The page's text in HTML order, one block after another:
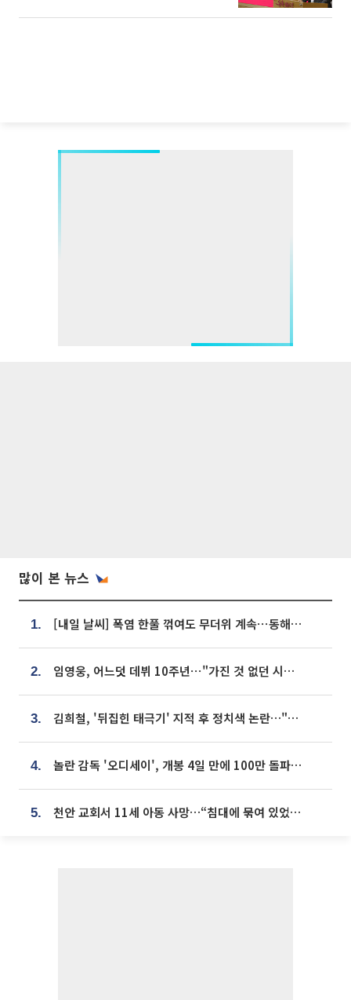
많이 본 뉴스
1. [내일 날씨] 폭염 한풀 꺾여도 무더위 계속⋯동해안 이틀 연속 비
2. 임영웅, 어느덧 데뷔 10주년⋯"가진 것 없던 시절, 내 앞엔 20명의 팬뿐"
3. 김희철, '뒤집힌 태극기' 지적 후 정치색 논란…"좌우 떠나 우리나라 국기"
4. 놀란 감독 '오디세이', 개봉 4일 만에 100만 돌파⋯'왕사남' 보다 빠르다
5. 천안 교회서 11세 아동 사망…“침대에 묶여 있었다” 진술 확보